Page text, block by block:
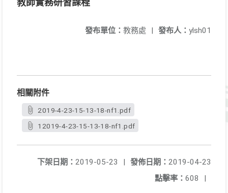
教師實務研習課程
發布人： ylsh01
發布單位： 教務處 |
相關附件
2019-4-23-15-13-18-nf1.pdf
12019-4-23-15-13-18-nf1.pdf
發佈日期： 2019-04-23
下架日期： 2019-05-23
|
點擊率： 608 |